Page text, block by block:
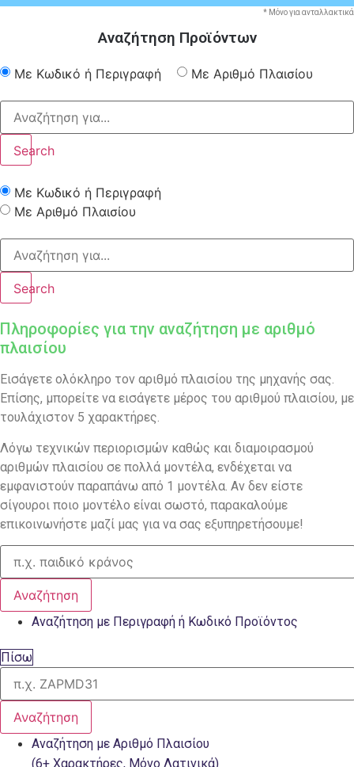
* Μόνο για ανταλλακτικά
Αναζήτηση Προϊόντων
Με Κωδικό ή Περιγραφή Με Αριθμό Πλαισίου
Search
Με Κωδικό ή Περιγραφή
Με Αριθμό Πλαισίου
Search
Πληροφορίες για την αναζήτηση με αριθμό
πλαισίου
Εισάγετε ολόκληρο τον αριθμό πλαισίου της μηχανής σας.
Επίσης, μπορείτε να εισάγετε μέρος του αριθμού πλαισίου, με
τουλάχιστον 5 χαρακτήρες.
Λόγω τεχνικών περιορισμών καθώς και διαμοιρασμού
αριθμών πλαισίου σε πολλά μοντέλα, ενδέχεται να
εμφανιστούν παραπάνω από 1 μοντέλα. Αν δεν είστε
σίγουροι ποιο μοντέλο είναι σωστό, παρακαλούμε
επικοινωνήστε μαζί μας για να σας εξυπηρετήσουμε!
Αναζήτηση
Αναζήτηση με Περιγραφή ή Κωδικό Προϊόντος
Πίσω
Αναζήτηση
Αναζήτηση με Αριθμό Πλαισίου
(6+ Χαρακτήρες, Μόνο Λατινικά)